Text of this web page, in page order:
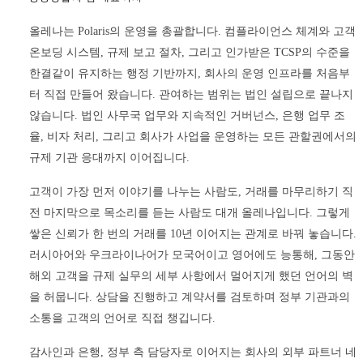
올레나는 Polaris의 운영을 총괄합니다. 컴플라이언스 체계와 고객
온보딩 시스템, 규제 보고 절차, 그리고 인가받은 TCSP의 수준을
한결같이 유지하는 행정 기반까지, 회사의 운영 인프라를 처음부
터 직접 만들어 왔습니다. 관여하는 범위는 법인 설립으로 끝나지
않습니다. 법인 사무국 업무와 지속적인 거버넌스, 은행 업무 조
율, 비자 처리, 그리고 회사가 사업을 운영하는 모든 관할권에서의
규제 기관 응대까지 이어집니다.
고객이 가장 먼저 이야기를 나누는 사람도, 거래를 마무리하기 직
전 마지막으로 목소리를 듣는 사람도 대개 올레나입니다. 그렇게
쌓은 신뢰가 한 번의 거래를 10년 이어지는 관계로 바꿔 놓습니다.
러시아어와 우크라이나어가 모국어이고 영어에도 능통해, 그동안
해외 고객을 규제 실무의 세부 사항에서 멀어지게 했던 언어의 벽
을 허뭅니다. 상담을 진행하고 계약서를 검토하며 정부 기관과의
소통을 고객의 언어로 직접 챙깁니다.
감사인과 은행, 정부 측 담당자로 이어지는 회사의 외부 파트너 네